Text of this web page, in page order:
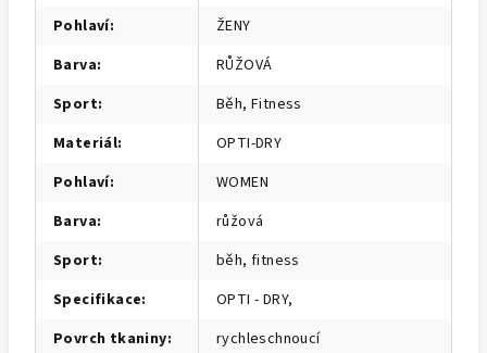
Pohlaví:
ŽENY
Barva:
RŮŽOVÁ
Sport:
Běh, Fitness
Materiál:
OPTI-DRY
Pohlaví:
WOMEN
Barva:
růžová
Sport:
běh, fitness
Specifikace:
OPTI - DRY,
Povrch tkaniny:
rychleschnoucí